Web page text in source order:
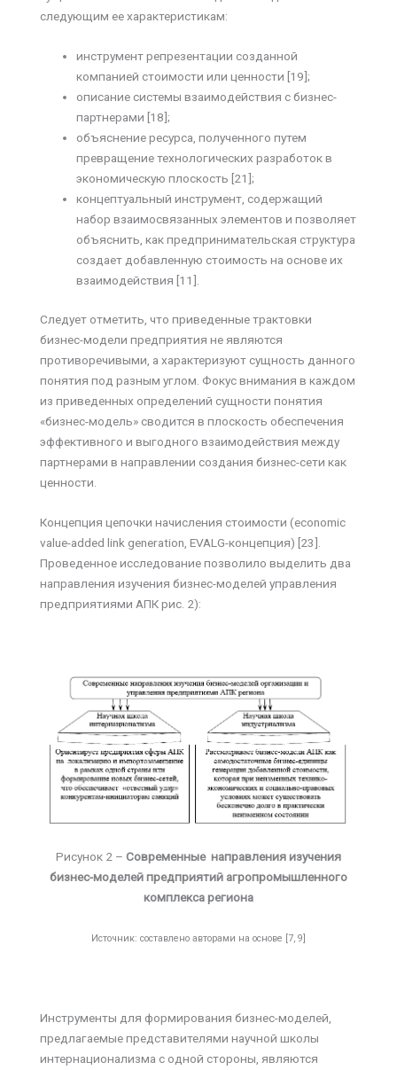
следующим ее характеристикам:
инструмент репрезентации созданной
компанией стоимости или ценности [19];
описание системы взаимодействия с бизнес-
партнерами [18];
объяснение ресурса, полученного путем
превращение технологических разработок в
экономическую плоскость [21];
концептуальный инструмент, содержащий
набор взаимосвязанных элементов и позволяет
объяснить, как предпринимательская структура
создает добавленную стоимость на основе их
взаимодействия [11].
Следует отметить, что приведенные трактовки
бизнес-модели предприятия не являются
противоречивыми, а характеризуют сущность данного
понятия под разным углом. Фокус внимания в каждом
из приведенных определений сущности понятия
«бизнес-модель» сводится в плоскость обеспечения
эффективного и выгодного взаимодействия между
партнерами в направлении создания бизнес-сети как
ценности.
Концепция цепочки начисления стоимости (economic
value-added link generation, EVALG-концепция) [23].
Проведенное исследование позволило выделить два
направления изучения бизнес-моделей управления
предприятиями АПК рис. 2):
Рисунок 2 – Современные направления изучения
бизнес-моделей предприятий агропромышленного
комплекса региона
Источник: составлено авторами на основе [7, 9]
Инструменты для формирования бизнес-моделей,
предлагаемые представителями научной школы
интернационализма с одной стороны, являются